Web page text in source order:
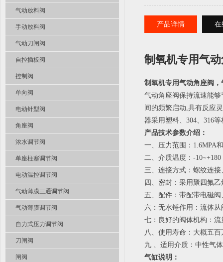
气动放料阀
手动放料阀
气动刀闸阀
自控插板阀
控制阀
单向阀
电动针型阀
角座阀
浓水调节阀
单座柱塞调节阀
电动温控调节阀
气动薄膜三通调节阀
气动薄膜调节阀
自力式压力调节阀
刀闸阀
闸阀
产品详情 在
制氧机专用气
制氧机专用气动角座阀
气动角座阀保持流速能
间的频繁启动,具有反应
器采用塑料、304、316
产品技术参数介绍：
一、压力范围：1.6MPA
二、介质温度：-
三、连接方式：螺纹连
四、密封：采用聚四氟乙
五、配件：带配带电磁
六：无水锤作用：流体
七：良好的阀体机构：
八、使用寿命：大概五百
九 、适用介质：中性气
气缸说明：